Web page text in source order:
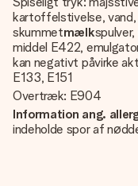
kartoffelstivelse,
skummetmælk
middel E422,
kan negativt påvirke
E133, E151
Overtræk: E904
Information ang.
indeholde spor af